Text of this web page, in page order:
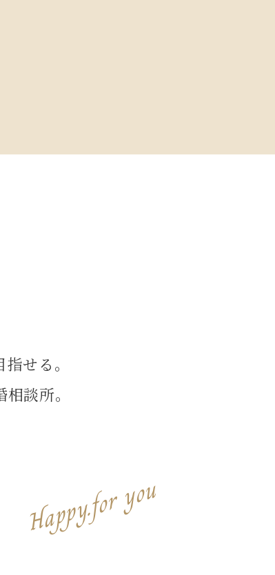
せる。
談所。
Happy.for you